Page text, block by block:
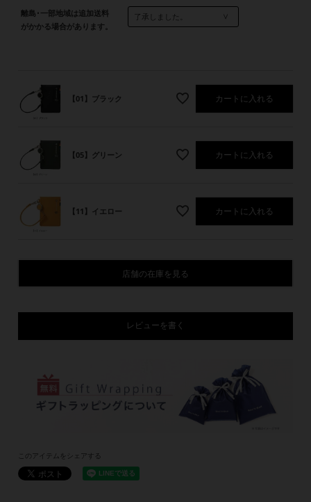
離島･一部地域は追加送料
がかかる場合があります。
【01】ブラック カートに入れる
【05】グリーン カートに入れる
【11】イエロー カートに入れる
店舗の在庫を見る
レビューを書く
このアイテムをシェアする